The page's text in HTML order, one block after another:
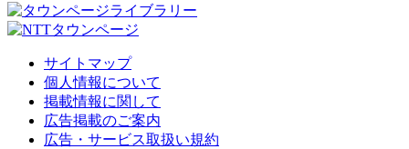
サイトマップ
個人情報について
掲載情報に関して
広告掲載のご案内
広告・サービス取扱い規約